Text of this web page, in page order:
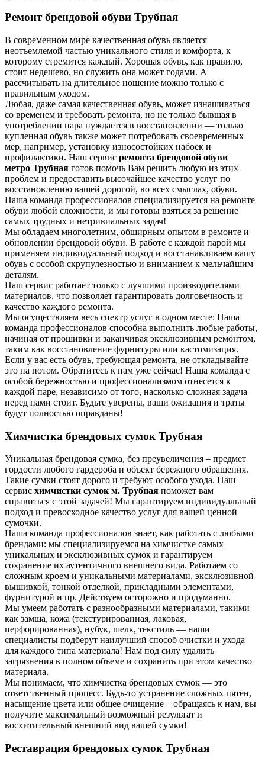
Ремонт брендовой обуви Трубная
В современном мире качественная обувь является
неотъемлемой частью уникального стиля и комфорта, к
которому стремится каждый. Хорошая обувь, как правило,
стоит недешево, но служить она может годами. А
рассчитывать на длительное ношение можно только с
правильным уходом.
Любая, даже самая качественная обувь, может изнашиваться
со временем и требовать ремонта, но не только бывшая в
употреблении пара нуждается в восстановлении — только
купленная обувь также может потребовать своевременных
мер, например, установку износостойких набоек и
профилактики. Наш сервис ремонта брендовой обуви
метро Трубная готов помочь Вам решить любую из этих
проблем и предоставить высочайшее качество услуг по
восстановлению вашей дорогой, во всех смыслах, обуви.
Наша команда профессионалов специализируется на ремонте
обуви любой сложности, и мы готовы взяться за решение
самых трудных и нетривиальных задач!
Мы обладаем многолетним, обширным опытом в ремонте и
обновлении брендовой обуви. В работе с каждой парой мы
применяем индивидуальный подход и восстанавливаем вашу
обувь с особой скрупулезностью и вниманием к мельчайшим
деталям.
Наш сервис работает только с лучшими производителями
материалов, что позволяет гарантировать долговечность и
качество каждого ремонта.
Мы осуществляем весь спектр услуг в одном месте: Наша
команда профессионалов способна выполнить любые работы,
начиная от прошивки и заканчивая эксклюзивным ремонтом,
таким как восстановление фурнитуры или кастомизация.
Если у вас есть обувь, требующая ремонта, не откладывайте
это на потом. Обратитесь к нам уже сейчас! Наша команда с
особой бережностью и профессионализмом отнесется к
каждой паре, независимо от того, насколько сложная задача
перед нами стоит. Будьте уверены, ваши ожидания и траты
будут полностью оправданы!
Химчистка брендовых сумок Трубная
Уникальная брендовая сумка, без преувеличения – предмет
гордости любого гардероба и объект бережного обращения.
Такие сумки стоят дорого и требуют особого ухода. Наш
сервис химчистки сумок м. Трубная поможет вам
справиться с этой задачей! Мы гарантируем индивидуальный
подход и превосходное качество услуг для вашей ценной
сумочки.
Наша команда профессионалов знает, как работать с любыми
брендами: мы специализируемся на химчистке самых
уникальных и эксклюзивных сумок и гарантируем
сохранение их аутентичного внешнего вида. Работаем со
сложным кроем и уникальными материалами, эксклюзивной
вышивкой, тонкой отделкой, прикладными элементами,
фурнитурой и пр. Действуем осторожно и продуманно.
Мы умеем работать с разнообразными материалами, такими
как замша, кожа (текстурированная, лаковая,
перфорированная), нубук, шелк, текстиль — наши
специалисты подберут наилучший способ очистки и ухода
для каждого типа материала! Нам под силу удалить
загрязнения в полном объеме и сохранить при этом качество
материала.
Мы понимаем, что химчистка брендовых сумок — это
ответственный процесс. Будь-то устранение сложных пятен,
насыщение цвета или общее очищение – обращаясь к нам, вы
получите максимальный возможный результат и
восхитительный внешний вид вашей сумки!
Реставрация брендовых сумок Трубная